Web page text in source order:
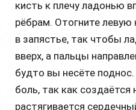
кисть к плечу ладонью
рёбрам. Отогните левую
в запястье, так чтобы
вверх, а пальцы
будто вы несёте
боль, так как создаётся
растягивается